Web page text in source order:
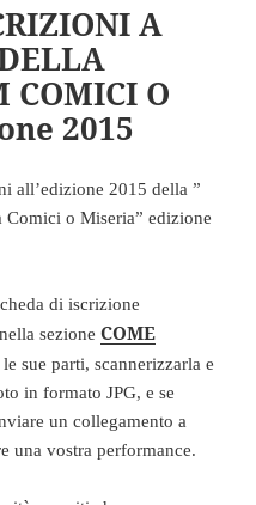
A
COMICI O
2015
all’edizione 2015 della ”
o Miseria” edizione
di iscrizione
sezioneCOME
sue parti, scannerizzarla e
in formato JPG, e se
un collegamento a
una vostra performance.